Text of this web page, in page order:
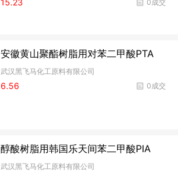
0成交
15.23
安徽黄山聚酯树脂用对苯二甲酸PTA
武汉黑飞马化工原料有限公司
0成交
6.56
醇酸树脂用韩国乐天间苯二甲酸PIA
武汉黑飞马化工原料有限公司